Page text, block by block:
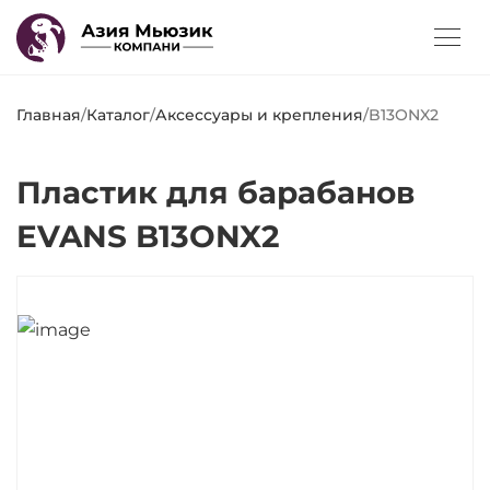
Главная/Каталог/Аксессуары и крепления/B13ONX2
Пластик для барабанов
EVANS B13ONX2